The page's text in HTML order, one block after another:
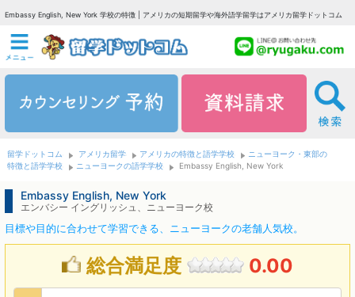
Embassy English, New York 学校の特徴 | アメリカの短期留学や海外語学留学はアメリカ留学ドットコム
留学ドットコム アメリカ留学 アメリカの特徴と語学学校
ニューヨーク・東部の
特徴と語学学校
ニューヨークの語学学校 Embassy English, New York
Embassy English, New York
エンバシー イングリッシュ、ニューヨーク校
目標や目的に合わせて学習できる、ニューヨークの老舗人気校。
総合満足度 0.00